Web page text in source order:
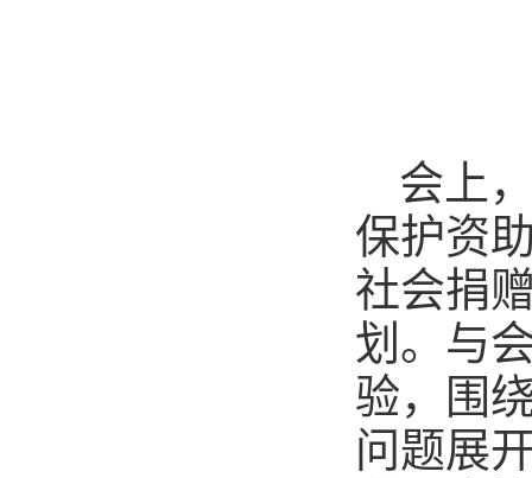
会上
保护资
社会捐
划。与
验，围
问题展